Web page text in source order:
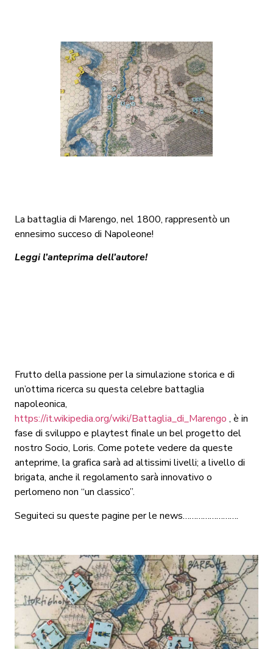
La battaglia di Marengo, nel 1800, rappresentò un
ennesimo succeso di Napoleone!
Leggi l’anteprima dell’autore!
Frutto della passione per la simulazione storica e di
un’ottima ricerca su questa celebre battaglia
napoleonica,
https://it.wikipedia.org/wiki/Battaglia_di_Marengo , è in
fase di sviluppo e playtest finale un bel progetto del
nostro Socio, Loris. Come potete vedere da queste
anteprime, la grafica sarà ad altissimi livelli; a livello di
brigata, anche il regolamento sarà innovativo o
perlomeno non “un classico”.
Seguiteci su queste pagine per le news…………………….